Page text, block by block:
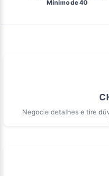
  Mínimo de 40
Negocie detalhes e tire